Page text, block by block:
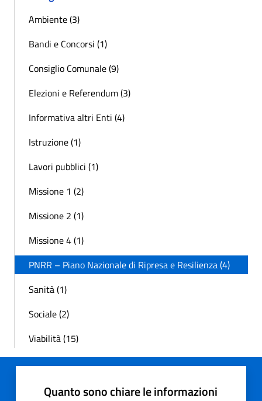
Ambiente (3)
Bandi e Concorsi (1)
Consiglio Comunale (9)
Elezioni e Referendum (3)
Informativa altri Enti (4)
Istruzione (1)
Lavori pubblici (1)
Missione 1 (2)
Missione 2 (1)
Missione 4 (1)
PNRR – Piano Nazionale di Ripresa e Resilienza (4)
Sanità (1)
Sociale (2)
Viabilità (15)
Quanto sono chiare le informazioni